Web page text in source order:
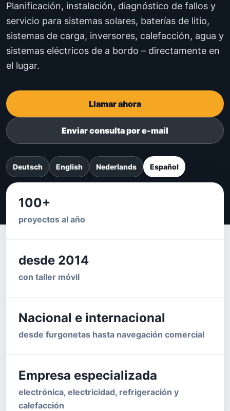
Planificación, instalación, diagnóstico de fallos y
servicio para sistemas solares, baterías de litio,
sistemas de carga, inversores, calefacción, agua y
sistemas eléctricos de a bordo – directamente en
el lugar.
Llamar ahora
Enviar consulta por e-mail
Deutsch English Nederlands Español
100+
proyectos al año
desde 2014
con taller móvil
Nacional e internacional
desde furgonetas hasta navegación comercial
Empresa especializada
electrónica, electricidad, refrigeración y
calefacción